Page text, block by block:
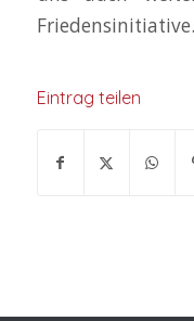
Friedensinitiative.
Eintrag teilen